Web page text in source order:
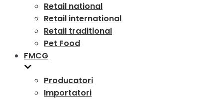
Retail national
Retail international
Retail traditional
Pet Food
FMCG
Producatori
Importatori